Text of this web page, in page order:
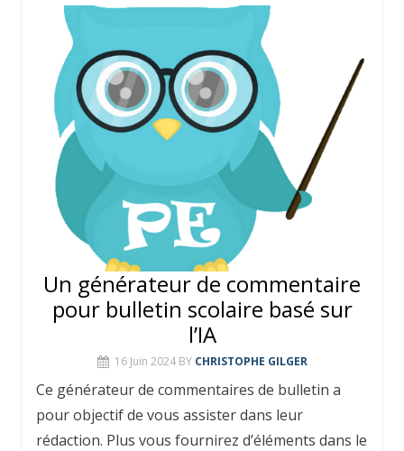
Un générateur de commentaire
pour bulletin scolaire basé sur
l’IA
16 Juin 2024 BY CHRISTOPHE GILGER
Ce générateur de commentaires de bulletin a
pour objectif de vous assister dans leur
rédaction. Plus vous fournirez d’éléments dans le